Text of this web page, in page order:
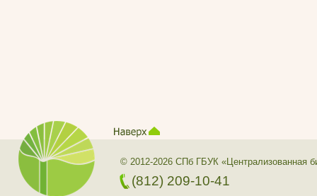
© 2012-2026 СПб ГБУК «Централизованная
(812) 209-10-41